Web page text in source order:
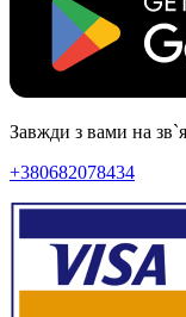
Завжди з вами на
+380682078434